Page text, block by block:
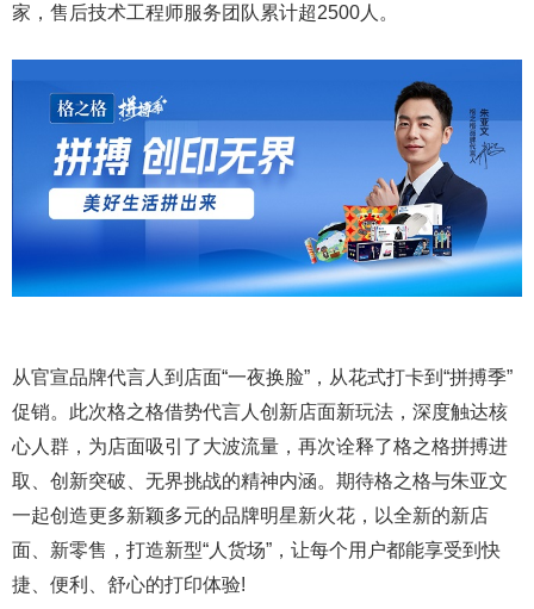
家，售后技术工程师服务团队累计超2500人。
从官宣品牌代言人到店面“一夜换脸”，从花式打卡到“拼搏季”
促销。此次格之格借势代言人创新店面新玩法，深度触达核
心人群，为店面吸引了大波流量，再次诠释了格之格拼搏进
取、创新突破、无界挑战的精神内涵。期待格之格与朱亚文
一起创造更多新颖多元的品牌明星新火花，以全新的新店
面、新零售，打造新型“人货场”，让每个用户都能享受到快
捷、便利、舒心的打印体验!